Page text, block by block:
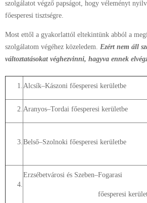
szolgálatot végző papságot, hogy véleményt
főesperesi tisztségre.
Most ettől a gyakorlattól eltekintünk abból a
szolgálatom végéhez közeledem. Ezért nem áll
változtatásokat véghezvinni, hagyva ennek
1.Alcsík–Kászoni főesperesi kerületbe
2.Aranyos–Tordai főesperesi kerületbe
3.Belső–Szolnoki főesperesi kerületbe
4.
Erzsébetvárosi és Szeben–Fogarasi
főesperesi